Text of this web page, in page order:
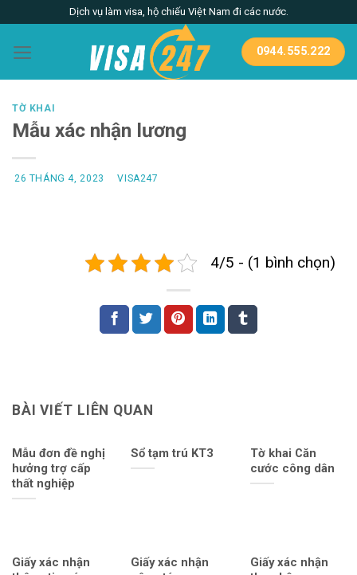
content
Dịch vụ làm visa, hộ chiếu Việt Nam đi các nước.
0944.555.222
TỜ KHAI
Mẫu xác nhận lương
26 THÁNG 4, 2023 VISA247
4/5 - (1 bình chọn)
BÀI VIẾT LIÊN QUAN
Mẫu đơn đề nghị
hưởng trợ cấp
thất nghiệp
Sổ tạm trú KT3
Tờ khai Căn
cước công dân
Giấy xác nhận
Giấy xác nhận
Giấy xác nhận